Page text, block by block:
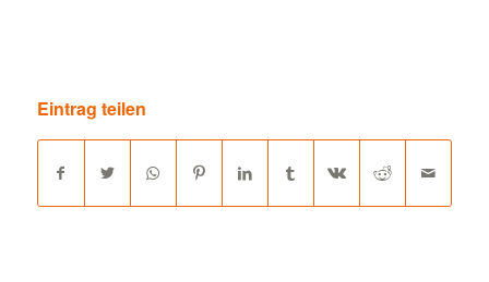
Eintrag teilen